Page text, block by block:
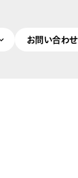
お問い合わせ